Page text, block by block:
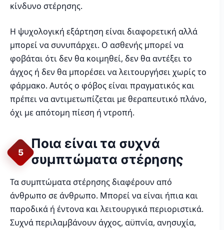
κίνδυνο στέρησης.
Η ψυχολογική εξάρτηση είναι διαφορετική αλλά
μπορεί να συνυπάρχει. Ο ασθενής μπορεί να
φοβάται ότι δεν θα κοιμηθεί, δεν θα αντέξει το
άγχος ή δεν θα μπορέσει να λειτουργήσει χωρίς το
φάρμακο. Αυτός ο φόβος είναι πραγματικός και
πρέπει να αντιμετωπίζεται με θεραπευτικό πλάνο,
όχι με απότομη πίεση ή ντροπή.
5
Ποια είναι τα συχνά
συμπτώματα στέρησης
Τα συμπτώματα στέρησης διαφέρουν από
άνθρωπο σε άνθρωπο. Μπορεί να είναι ήπια και
παροδικά ή έντονα και λειτουργικά περιοριστικά.
Συχνά περιλαμβάνουν άγχος, αϋπνία, ανησυχία,